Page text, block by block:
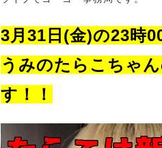
3月31日(金)の23時
うみのたらこちゃ
す！！